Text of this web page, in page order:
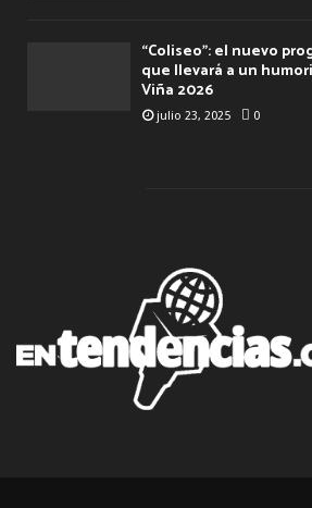
“Coliseo”: el nuevo
que llevará a un
Viña 2026
julio 23, 2025 0